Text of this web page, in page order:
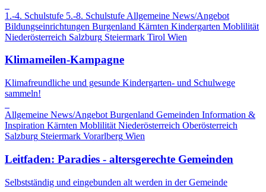
1.-4. Schulstufe 5.-8. Schulstufe Allgemeine News/Angebot
Bildungseinrichtungen Burgenland Kärnten Kindergarten Moblilität
Niederösterreich Salzburg Steiermark Tirol Wien
Klimameilen-Kampagne
Klimafreundliche und gesunde Kindergarten- und Schulwege
sammeln!
Allgemeine News/Angebot Burgenland Gemeinden Information &
Inspiration Kärnten Moblilität Niederösterreich Oberösterreich
Salzburg Steiermark Vorarlberg Wien
Leitfaden: Paradies - altersgerechte Gemeinden
Selbstständig und eingebunden alt werden in der Gemeinde